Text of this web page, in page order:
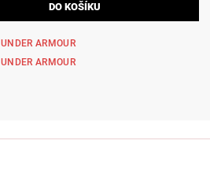
UNDER ARMOUR
UNDER ARMOUR